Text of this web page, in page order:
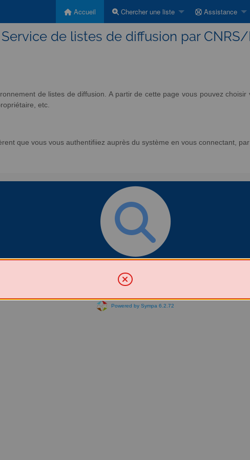
Accueil Chercher une liste Assistance
Service de listes de diffusion par CNRS/
de listes de diffusion. A partir de cette page vous pouvez
etc.
que vous vous authentifiiez auprès du système en vous connectant,
Powered by Sympa 6.2.72